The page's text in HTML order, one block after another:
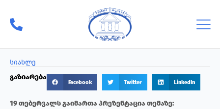
სიახლე
გაზიარება
Facebook Twitter LinkedIn
19 თებერვალს გაიმართა პრეზენტაცია თემაზე: